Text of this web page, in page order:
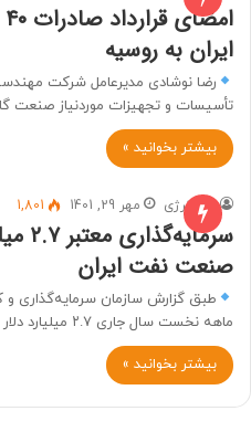
ایران به روسیه
تأسیسات و تجهیزات موردنیاز صنعت
بیشتر بخوانید »
خط انرژی مهر 29, 1401 1,801
صنعت نفت ایران
ماهه نخست سال جاری ۲.۷ میلیارد دلار مصوبه…
بیشتر بخوانید »